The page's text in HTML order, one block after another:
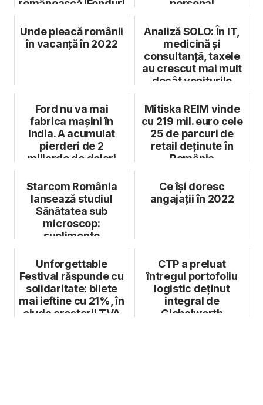
românească iFonduri personal
Unde pleacă românii
în vacanță în 2022
Analiză SOLO: În IT,
medicină și
consultanță, taxele
au crescut mai mult
decât veniturile
Ford nu va mai
fabrica mașini în
India. A acumulat
pierderi de 2
miliarde de dolari
Mitiska REIM vinde
cu 219 mil. euro cele
25 de parcuri de
retail deținute în
România
Starcom România
lansează studiul
Sănătatea sub
microscop:
suplimente
viață
Ce își doresc
angajații în 2022
Unforgettable
Festival răspunde cu
solidaritate: bilete
mai ieftine cu 21%, în
ciuda creșterii TVA
CTP a preluat
întregul portofoliu
logistic deținut
integral de
Globalworth